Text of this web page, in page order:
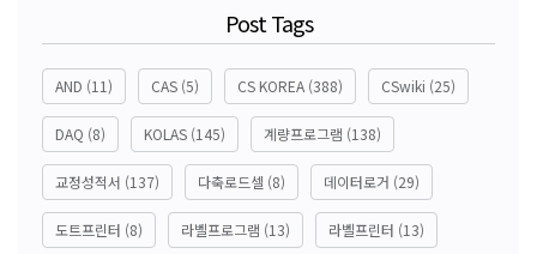
Post Tags
AND (11) CAS (5) CS KOREA (388) CSwiki (25)
DAQ (8) KOLAS (145) 계량프로그램 (138)
교정성적서 (137) 다축로드셀 (8) 데이터로거 (29)
도트프린터 (8) 라벨프로그램 (13) 라벨프린터 (13)